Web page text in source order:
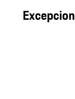
Además de la
carretera, los